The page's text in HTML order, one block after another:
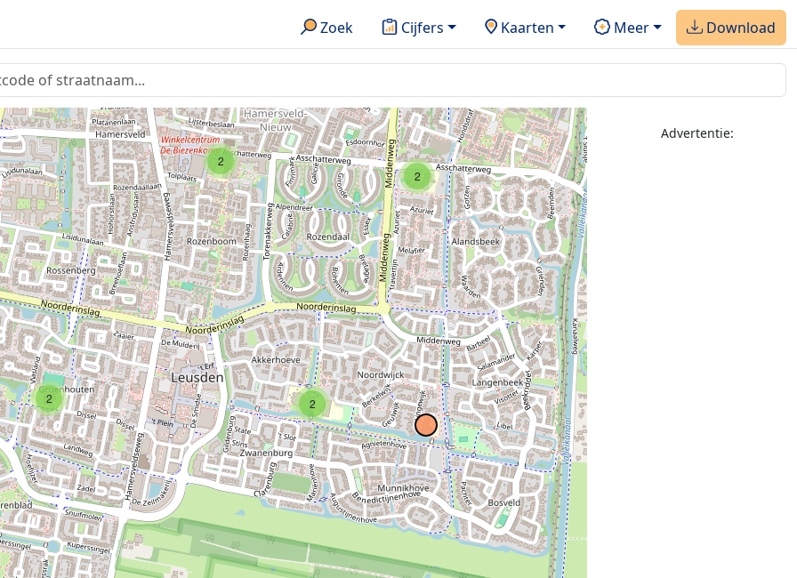
Zoek Cijfers Kaarten Meer Download
2
2
2
2
Advertentie: